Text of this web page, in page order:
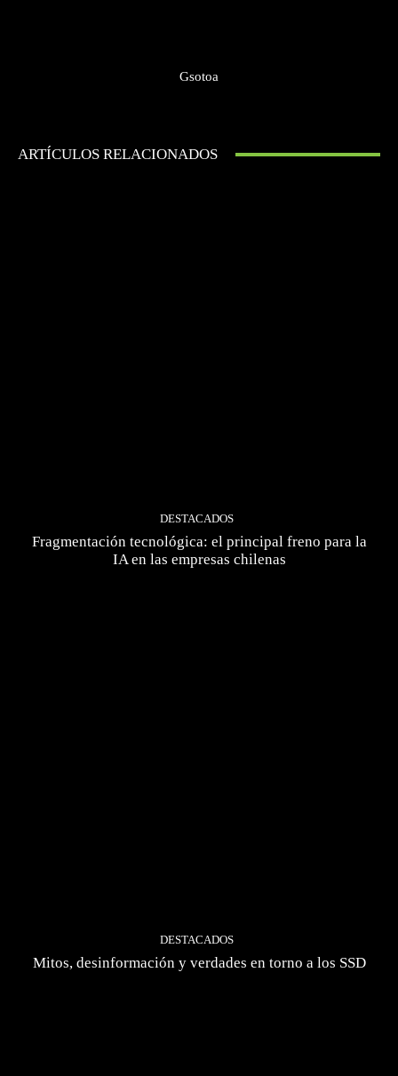
Gsotoa
ARTÍCULOS RELACIONADOS
DESTACADOS
Fragmentación tecnológica: el principal freno para la
IA en las empresas chilenas
DESTACADOS
Mitos, desinformación y verdades en torno a los SSD